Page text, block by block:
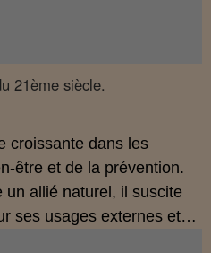
et conforme à la
2026, afin de mieux
s’intègre dans une
21ème siècle.
croissante dans les
et de la prévention.
un allié naturel, il suscite
ses usages externes et
endocannabinoïde.